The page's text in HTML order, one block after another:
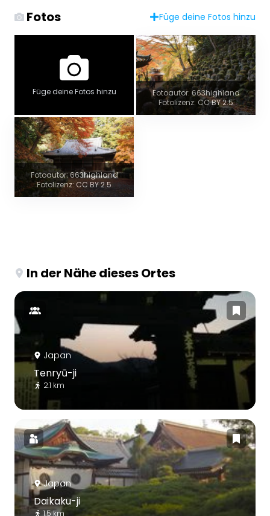
Fotos Füge deine Fotos hinzu
Füge deine Fotos hinzu
Fotoautor: 663highland
Fotolizenz: CC BY 2.5
Fotoautor: 663highland
Fotolizenz: CC BY 2.5
In der Nähe dieses Ortes
Japan
Tenryū-ji
2.1 km
Japan
Daikaku-ji
1.5 km